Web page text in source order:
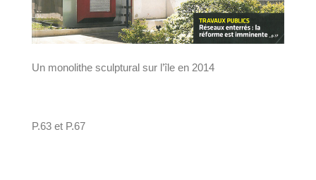
Un monolithe sculptural sur l’île en 2014
P.63 et P.67